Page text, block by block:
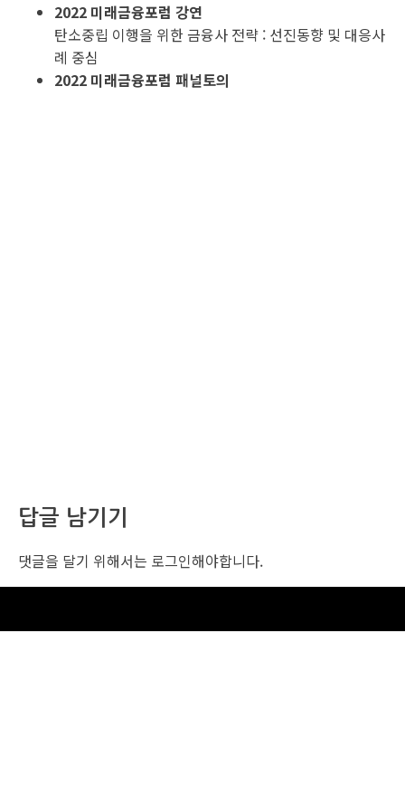
2022 미래금융포럼 강연
탄소중립 이행을 위한 금융사 전략 : 선진동향 및 대응사
례 중심
2022 미래금융포럼 패널토의
답글 남기기
댓글을 달기 위해서는 로그인해야합니다.